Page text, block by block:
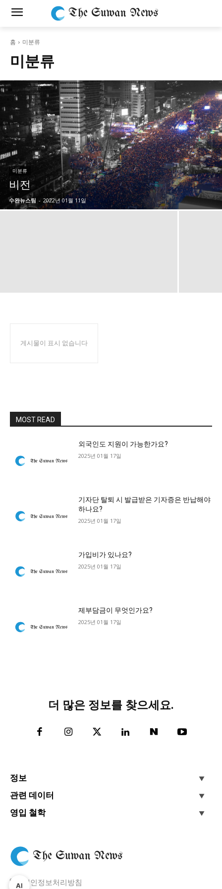
The Suwan News
홈 미분류
미분류
미분류
비전
수완뉴스팀 - 2022년 01월 11일
게시물이 표시 없습니다
MOST READ
외국인도 지원이 가능한가요?
2025년 01월 17일
기자단 탈퇴 시 발급받은 기자증은 반납해야
하나요?
2025년 01월 17일
가입비가 있나요?
2025년 01월 17일
제부담금이 무엇인가요?
2025년 01월 17일
더 많은 정보를 찾으세요.
정보
관련 데이터
영입 철학
The Suwan News
개인정보처리방침
AI